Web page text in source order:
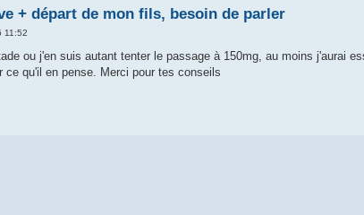
+ départ de mon fils, besoin de parler
11:52
ou j'en suis autant tenter le passage à 150mg, au moins j'aurai
ce qu'il en pense. Merci pour tes conseils